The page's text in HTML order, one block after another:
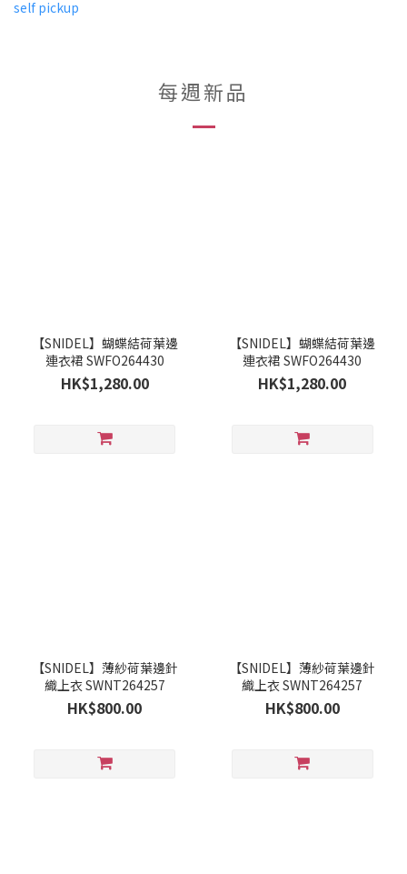
每週新品
【SNIDEL】蝴蝶結荷葉邊
連衣裙 SWFO264430
HK$1,280.00
【SNIDEL】蝴蝶結荷葉邊
連衣裙 SWFO264430
HK$1,280.00
【SNIDEL】薄紗荷葉邊針
織上衣 SWNT264257
HK$800.00
【SNIDEL】薄紗荷葉邊針
織上衣 SWNT264257
HK$800.00